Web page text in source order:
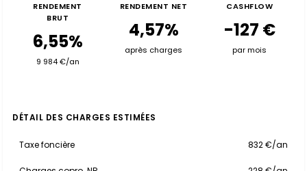
RENDEMENT
BRUT
6,55%
9 984 €/an
RENDEMENT NET
4,57%
après charges
CASHFLOW
-127 €
par mois
DÉTAIL DES CHARGES ESTIMÉES
Taxe foncière 832 €/an